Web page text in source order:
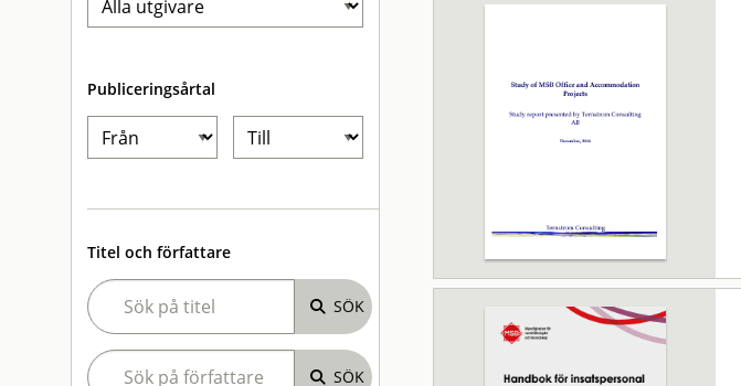
Publiceringsårtal
Titel och författare